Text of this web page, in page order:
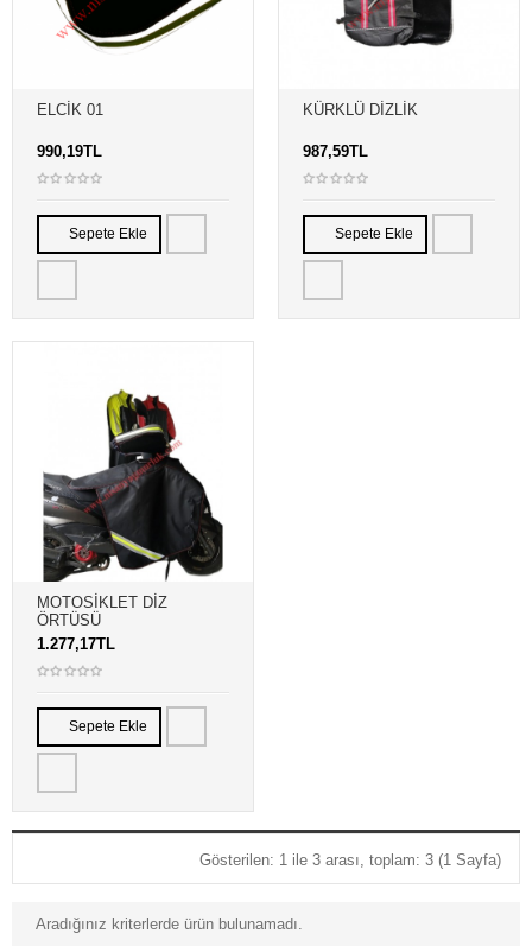
ELCİK 01
990,19TL
Sepete Ekle
KÜRKLÜ DIZLIK
987,59TL
Sepete Ekle
MOTOSİKLET DİZ
ÖRTÜSÜ
1.277,17TL
Sepete Ekle
Gösterilen: 1 ile 3 arası, toplam: 3 (1 Sayfa)
Aradığınız kriterlerde ürün bulunamadı.